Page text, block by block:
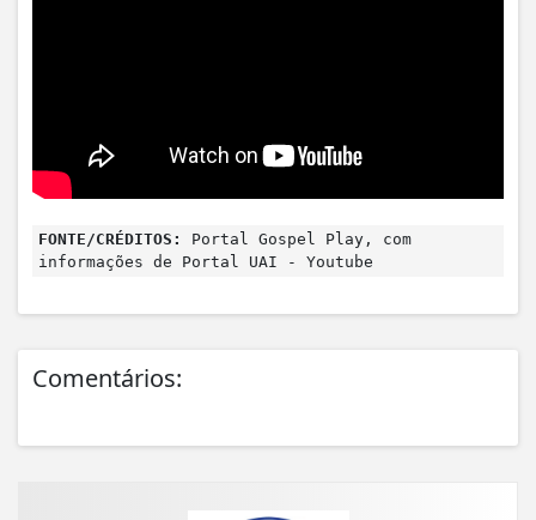
FONTE/CRÉDITOS:
Portal Gospel Play, com
informações de Portal UAI - Youtube
Comentários: